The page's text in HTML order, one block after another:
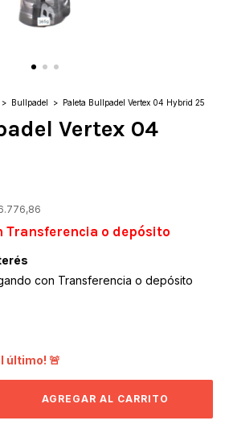
> Bullpadel > Paleta Bullpadel Vertex 04 Hybrid 25
Vertex 04
Transferencia o depósito
con Transferencia o depósito
último! 🚨